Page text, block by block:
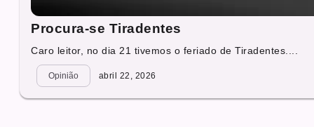
Procura-se Tiradentes
Caro leitor, no dia 21 tivemos o feriado de Tiradentes....
Opinião abril 22, 2026